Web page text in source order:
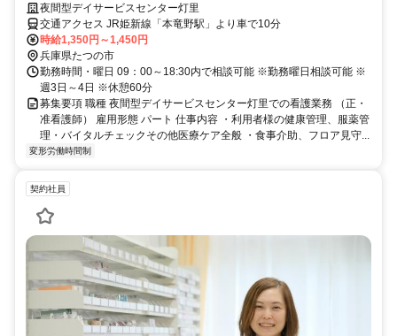
間相談可能！】【週3日～ＯＫ】
夜間型デイサービスセンター灯里
交通アクセス JR姫新線「本竜野駅」より車で10分
時給1,350円～1,450円
兵庫県たつの市
勤務時間・曜日 09：00～18:30内で相談可能 ※勤務曜日相談可能 ※
週3日～4日 ※休憩60分
募集要項 職種 夜間型デイサービスセンター灯里での看護業務 （正・
准看護師） 雇用形態 パート 仕事内容 ・利用者様の健康管理、服薬管
理・バイタルチェックその他医療ケア全般 ・食事介助、フロア見守...
変形労働時間制
契約社員